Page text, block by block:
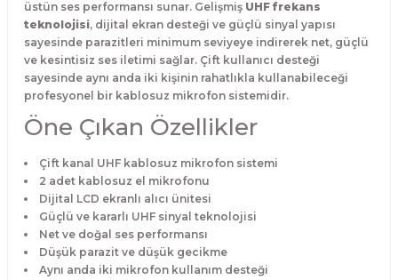
üstün ses performansı sunar. Gelişmiş UHF frekans
teknolojisi, dijital ekran desteği ve güçlü sinyal yapısı
sayesinde parazitleri minimum seviyeye indirerek net, güçlü
ve kesintisiz ses iletimi sağlar. Çift kullanıcı desteği
sayesinde aynı anda iki kişinin rahatlıkla kullanabileceği
profesyonel bir kablosuz mikrofon sistemidir.
Öne Çıkan Özellikler
Çift kanal UHF kablosuz mikrofon sistemi
2 adet kablosuz el mikrofonu
Dijital LCD ekranlı alıcı ünitesi
Güçlü ve kararlı UHF sinyal teknolojisi
Net ve doğal ses performansı
Düşük parazit ve düşük gecikme
Aynı anda iki mikrofon kullanım desteği